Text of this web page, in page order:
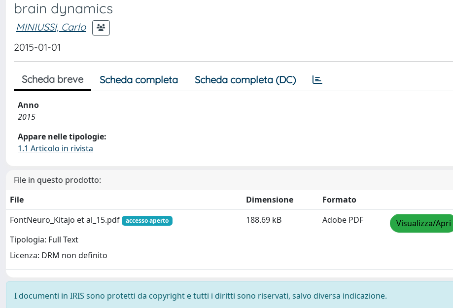
brain dynamics
MINIUSSI, Carlo
2015-01-01
Scheda breve Scheda completa Scheda completa (DC)
Anno
2015
Appare nelle tipologie:
1.1 Articolo in rivista
File in questo prodotto:
File
Dimensione
Formato
FontNeuro_Kitajo et al_15.pdf
accesso aperto
Tipologia: Full Text
Licenza: DRM non definito
188.69 kB Adobe PDF Visualizza/Apri
I documenti in IRIS sono protetti da copyright e tutti i diritti sono riservati, salvo diversa indicazione.